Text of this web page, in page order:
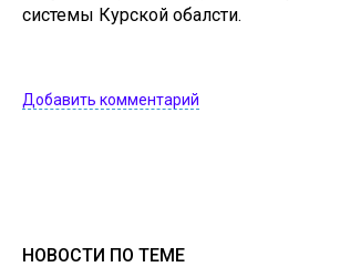
системы Курской обалсти.
Добавить комментарий
НОВОСТИ ПО ТЕМЕ